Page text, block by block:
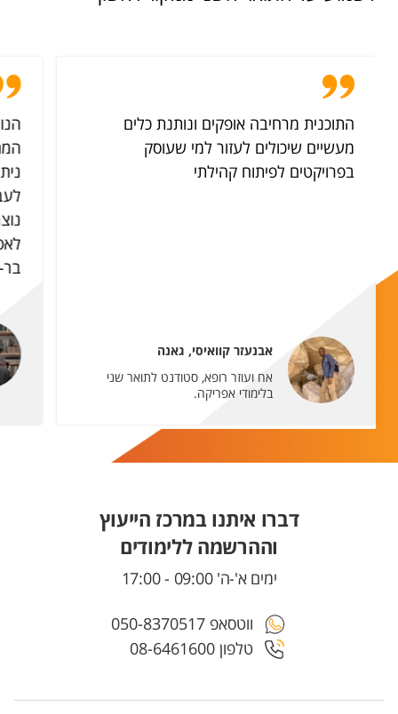
התוכנית מרחיבה אופקים ונותנת כלים
מעשיים שיכולים לעזור למי שעוסק
בפרויקטים לפיתוח קהילתי
אבנעזר קוואיסי, גאנה
אח ועוזר רופא, סטודנט לתואר שני
בלימודי אפריקה.
דברו איתנו במרכז הייעוץ
וההרשמה ללימודים
ימים א'-ה' 09:00 - 17:00
טלפון 08-6461600
ווטסאפ 050-8370517